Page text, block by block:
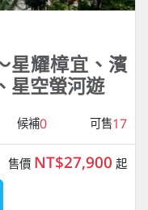
星耀樟宜、濱
星空螢河遊
候補0 可售17
售價 NT$27,900 起